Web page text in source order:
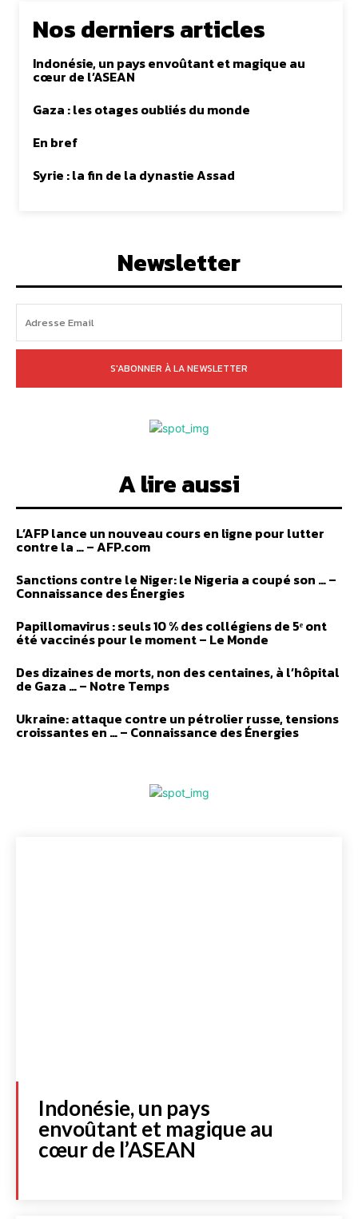
Nos derniers articles
Indonésie, un pays envoûtant et magique au
cœur de l’ASEAN
Gaza : les otages oubliés du monde
En bref
Syrie : la fin de la dynastie Assad
Newsletter
S'ABONNER À LA NEWSLETTER
A lire aussi
L’AFP lance un nouveau cours en ligne pour lutter
contre la … – AFP.com
Sanctions contre le Niger: le Nigeria a coupé son … –
Connaissance des Énergies
Papillomavirus : seuls 10 % des collégiens de 5ᵉ ont
été vaccinés pour le moment – Le Monde
Des dizaines de morts, non des centaines, à l’hôpital
de Gaza … – Notre Temps
Ukraine: attaque contre un pétrolier russe, tensions
croissantes en … – Connaissance des Énergies
Indonésie, un pays
envoûtant et magique au
cœur de l’ASEAN